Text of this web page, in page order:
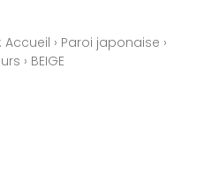
Accueil › Paroi japonaise ›
› BEIGE